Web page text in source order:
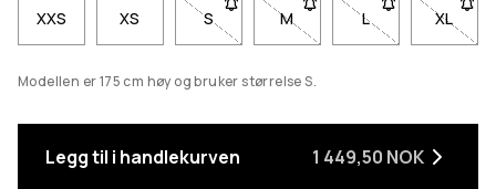
XXS XS S- Størrelse S er ikke tilgjengelig. Klikk
M- Størrelse M er ikke
L- Størrelse L er
XL
-
Modellen er 175 cm høy og bruker størrelse S.
Legg til i handlekurven 1 449,50 NOK